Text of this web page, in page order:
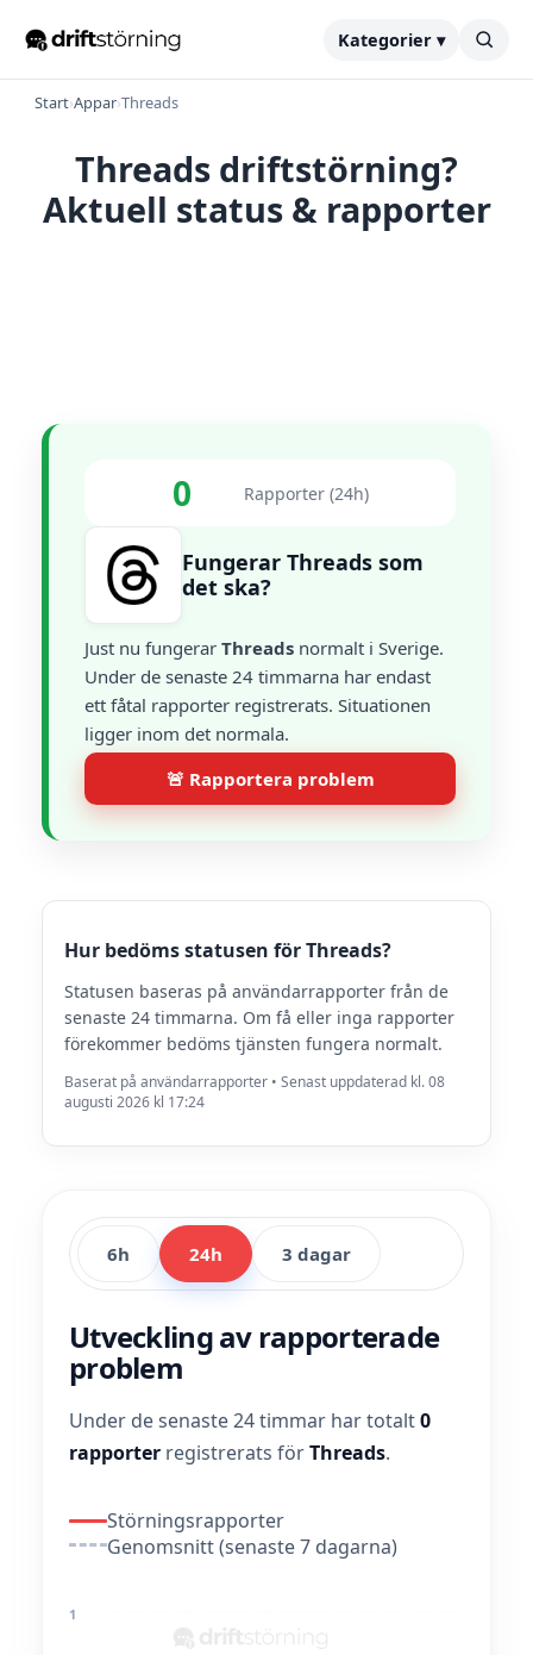
Kategorier ▾
Start›Appar›Threads
Threads driftstörning?
Aktuell status & rapporter
0 Rapporter (24h)
Fungerar Threads som
det ska?
Just nu fungerar Threads normalt i Sverige.
Under de senaste 24 timmarna har endast
ett fåtal rapporter registrerats. Situationen
ligger inom det normala.
🚨 Rapportera problem
Hur bedöms statusen för Threads?
Statusen baseras på användarrapporter från de
senaste 24 timmarna. Om få eller inga rapporter
förekommer bedöms tjänsten fungera normalt.
Baserat på användarrapporter • Senast uppdaterad kl. 08
augusti 2026 kl 17:24
6h 24h 3 dagar
Utveckling av rapporterade
problem
Under de senaste 24 timmar har totalt0
rapporter registrerats förThreads.
Störningsrapporter
Genomsnitt (senaste 7 dagarna)
1